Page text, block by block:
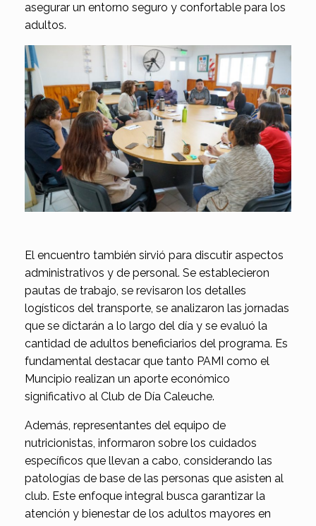
asegurar un entorno seguro y confortable para los
adultos.
El encuentro también sirvió para discutir aspectos
administrativos y de personal. Se establecieron
pautas de trabajo, se revisaron los detalles
logísticos del transporte, se analizaron las jornadas
que se dictarán a lo largo del día y se evaluó la
cantidad de adultos beneficiarios del programa. Es
fundamental destacar que tanto PAMI como el
Muncipio realizan un aporte económico
significativo al Club de Día Caleuche.
Además, representantes del equipo de
nutricionistas, informaron sobre los cuidados
específicos que llevan a cabo, considerando las
patologías de base de las personas que asisten al
club. Este enfoque integral busca garantizar la
atención y bienestar de los adultos mayores en